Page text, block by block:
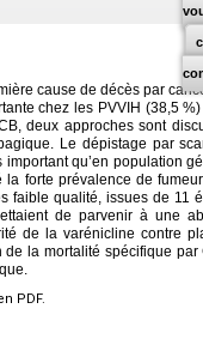
cause de décès par
chez les PVVIH (38,5
deux approches sont
Le dépistage par
important qu’en population
la forte prévalence de
faible qualité, issues de 11
de parvenir à une
de la varénicline contre
la mortalité spécifique
PDF.